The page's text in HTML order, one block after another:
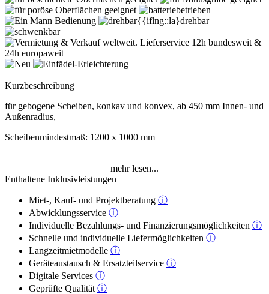
Kurzbeschreibung
für gebogene Scheiben, konkav und konvex, ab 450 mm Innen- und
Außenradius,
Scheibenmindestmaß: 1200 x 1000 mm
mehr lesen...
Enthaltene Inklusivleistungen
Miet-, Kauf- und Projektberatung ⓘ
Abwicklungsservice ⓘ
Individuelle Bezahlungs- und Finanzierungsmöglichkeiten ⓘ
Schnelle und individuelle Liefermöglichkeiten ⓘ
Langzeitmietmodelle ⓘ
Geräteaustausch & Ersatzteilservice ⓘ
Digitale Services ⓘ
Geprüfte Qualität ⓘ